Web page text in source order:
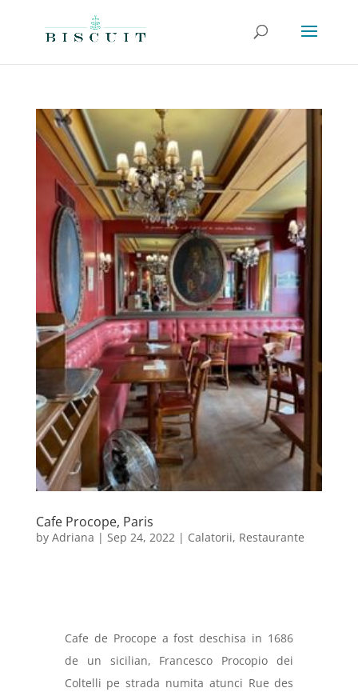
Cafe Procope, Paris
by Adriana | Sep 24, 2022| Calatorii, Restaurante
Cafe de Procope a fost deschisa in 1686
de un sicilian, Francesco Procopio dei
Coltelli pe strada numita atunci Rue des